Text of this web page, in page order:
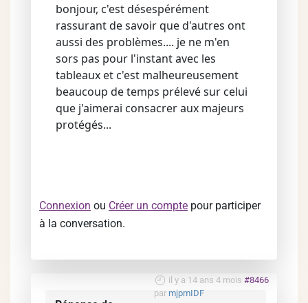
bonjour, c'est désespérément
rassurant de savoir que d'autres ont
aussi des problèmes.... je ne m'en
sors pas pour l'instant avec les
tableaux et c'est malheureusement
beaucoup de temps prélevé sur celui
que j'aimerai consacrer aux majeurs
protégés...
Connexion ou Créer un compte pour participer
à la conversation.
il y a 14 ans 4 mois #8466
par mjpmIDF